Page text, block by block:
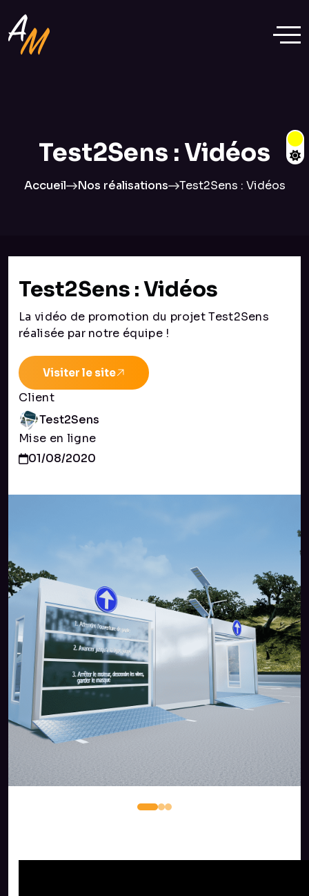
Test2Sens : Vidéos
Accueil Nos réalisations Test2Sens : Vidéos
Test2Sens : Vidéos
La vidéo de promotion du projet Test2Sens
réalisée par notre équipe !
Visiter le site
Client
Test2Sens
Mise en ligne
01/08/2020